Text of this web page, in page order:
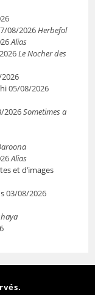
08/2026Herbefol
Alias
Le Nocher des
05/08/2026
2026Sometimes a
Alias
et d’images
03/08/2026